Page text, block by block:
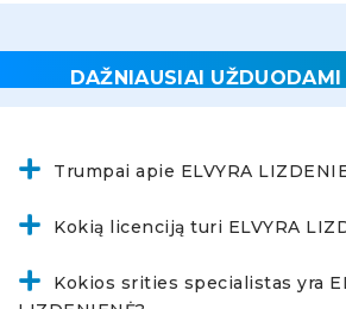
DAŽNIAUSIAI UŽDUODAMI
Trumpai apie ELVYRA
Kokią licenciją turi ELVYRA
Kokios srities specialistas yra